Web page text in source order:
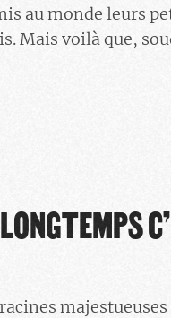
au monde leurs
Mais voilà que,